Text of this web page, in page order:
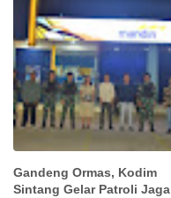
Gandeng Ormas, Kodim
Sintang Gelar Patroli Jaga